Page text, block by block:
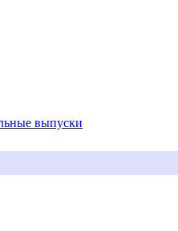
выпуски